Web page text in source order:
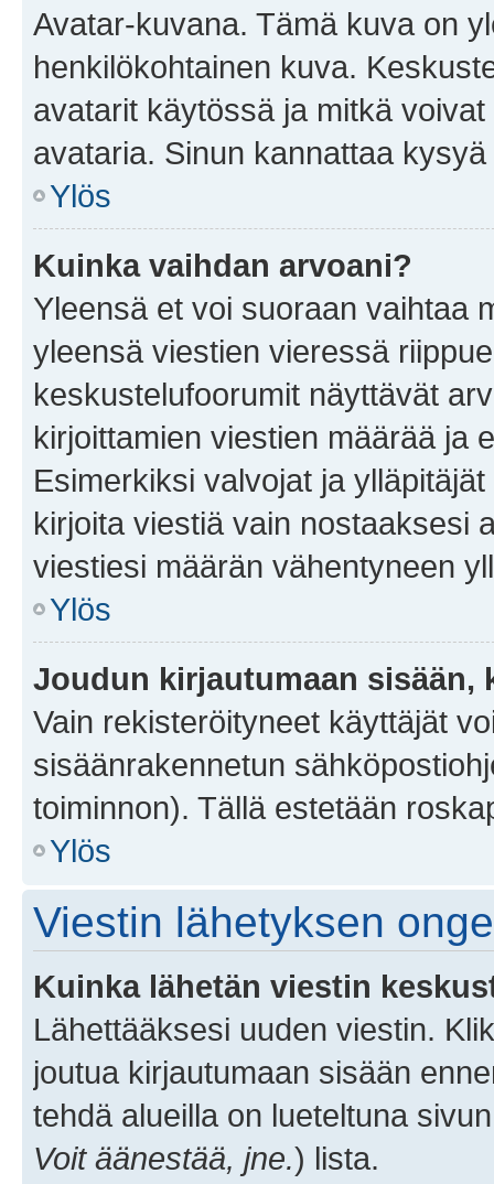
Avatar-kuvana. Tämä kuva on
henkilökohtainen kuva.
avatarit käytössä ja mitkä
avataria. Sinun kannattaa
Ylös
Kuinka vaihdan arvoani?
Yleensä et voi suoraan vaihtaa
yleensä viestien vieressä
keskustelufoorumit näyttävät
kirjoittamien viestien määrää ja
Esimerkiksi valvojat ja
kirjoita viestiä vain nostaaksesi
viestiesi määrän vähentyneen
Ylös
Joudun kirjautumaan sisään,
Vain rekisteröityneet käyttäjät
sisäänrakennetun
toiminnon). Tällä estetään
Ylös
Viestin lähetyksen
Kuinka lähetän viestin
Lähettääksesi uuden viestin.
joutua kirjautumaan sisään
tehdä alueilla on lueteltuna
Voit äänestää, jne.) lista.